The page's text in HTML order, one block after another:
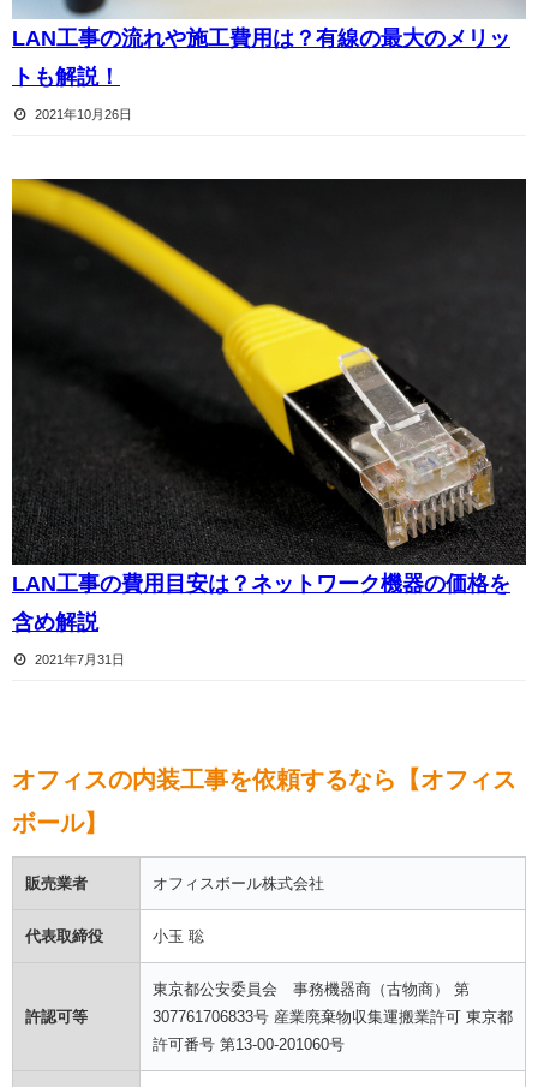
LAN工事の流れや施工費用は？有線の最大のメリッ
トも解説！
2021年10月26日
LAN工事の費用目安は？ネットワーク機器の価格を
含め解説
2021年7月31日
オフィスの内装工事を依頼するなら【オフィス
ボール】
販売業者 オフィスボール株式会社
代表取締役 小玉 聡
許認可等
東京都公安委員会 事務機器商（古物商） 第
307761706833号 産業廃棄物収集運搬業許可 東京都
許可番号 第13-00-201060号